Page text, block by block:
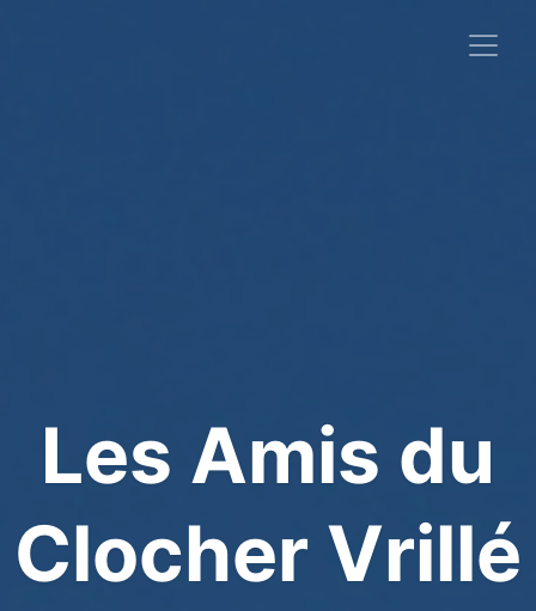
Les Amis du
Clocher Vrillé